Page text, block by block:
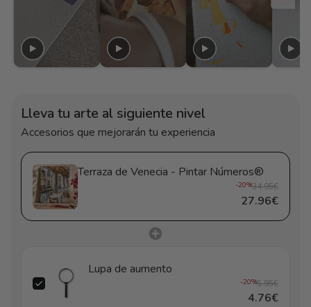
Lleva tu arte al siguiente nivel
Accesorios que mejorarán tu experiencia
Terraza de Venecia - Pintar Números®
-20%34.95€
27.96€
Lupa de aumento
-20%5.95€
4.76€